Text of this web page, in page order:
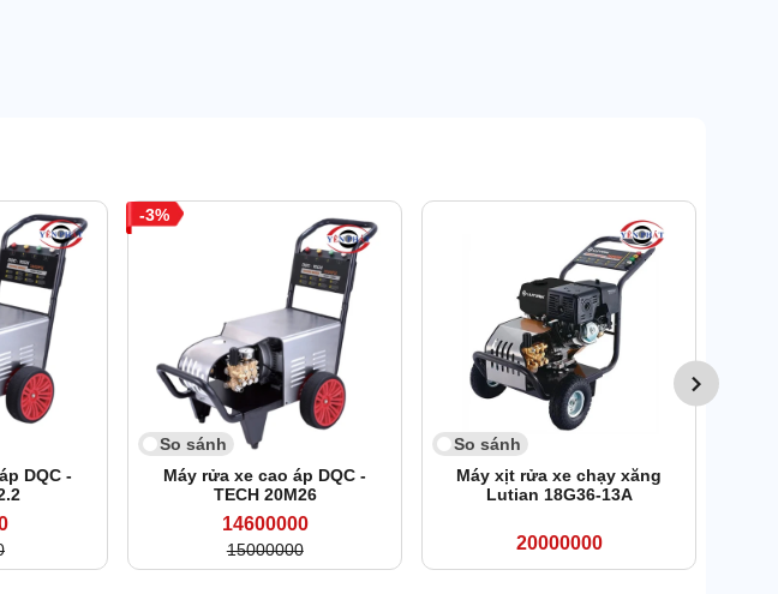
DQC -
3
So sánh
Máy rửa xe cao áp DQC -
TECH 20M26
14600000
15000000
So sánh
Máy xịt rửa xe chạy xăng
Lutian 18G36-13A
20000000